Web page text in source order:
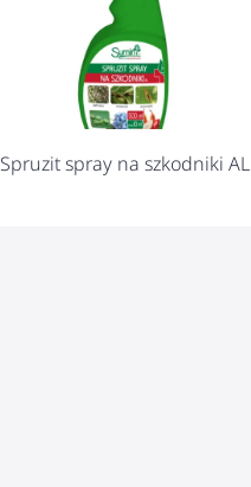
Spruzit spray na szkodniki AL